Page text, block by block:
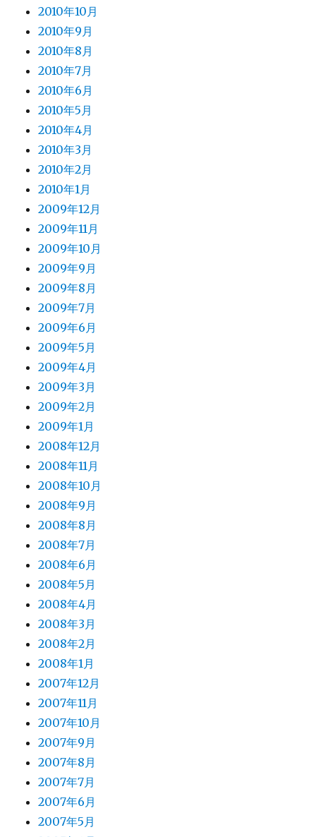
2010年10月
2010年9月
2010年8月
2010年7月
2010年6月
2010年5月
2010年4月
2010年3月
2010年2月
2010年1月
2009年12月
2009年11月
2009年10月
2009年9月
2009年8月
2009年7月
2009年6月
2009年5月
2009年4月
2009年3月
2009年2月
2009年1月
2008年12月
2008年11月
2008年10月
2008年9月
2008年8月
2008年7月
2008年6月
2008年5月
2008年4月
2008年3月
2008年2月
2008年1月
2007年12月
2007年11月
2007年10月
2007年9月
2007年8月
2007年7月
2007年6月
2007年5月